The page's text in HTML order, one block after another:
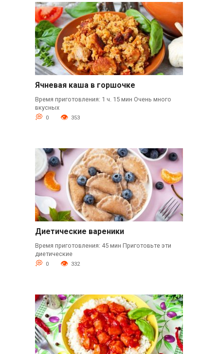
Ячневая каша в горшочке
Время приготовления: 1 ч. 15 мин Очень много
вкусных
0 353
Диетические вареники
Время приготовления: 45 мин Приготовьте эти
диетические
0 332